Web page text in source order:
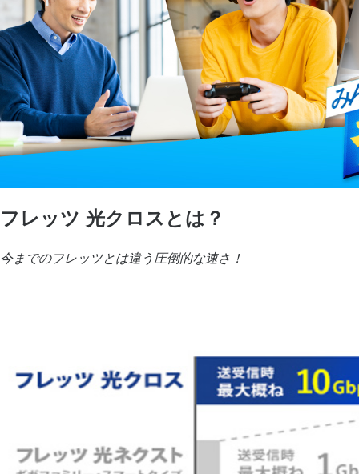
フレッツ 光クロスとは？
今までのフレッツとは違う圧倒的な速さ！